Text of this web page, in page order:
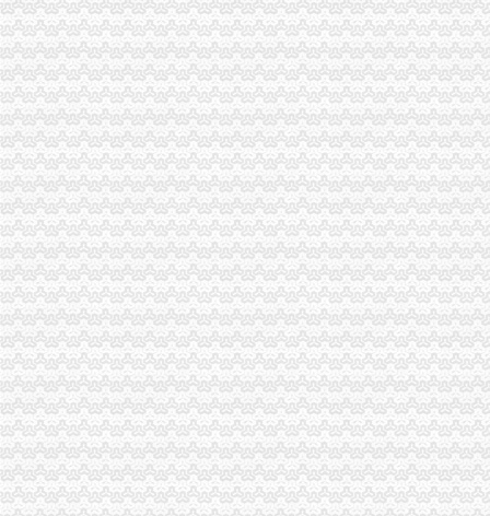
2016年长沙宁乡经开区公开招聘20人简章-湖南公考网
娄底经开区召开村级财务清理审计迎检工作会议_娄底新闻网
浏经开区携创财务咨询有限公司_【电话地址_招聘信息_注册信息_信
南昌经开区财务公司【今日推荐网-南昌工商/税务/财务】
南昌经开区财务公司工商注册-南昌酷易搜
南昌经开区财务公司—东湖区—沙井—快点8分类信息网
曲靖经开区建投集团招聘会计（成本费用控制）|财务预算和分析|行政
【经开区财务助理招聘网|经开区会计助理招聘信息】-郑州58同城
合肥经开区好的财务公司必选信者财务_信者财务_新浪博客
曲靖经开区创业投资有限公司招聘财政管理|证券管理|财务管理_云南校
【经开区财务经理招聘网|经开区财务主管招聘信息】-潍坊58同城
经开区上市公司财务管理招聘_郑州上市公司招聘财务管理信息_求职找
【锦州经开区财务/审计/税务招聘网|2018年锦州经开区财务/审计/税务
【合肥安诚财务公司_经开区注册公司、代理记账、企业变更找安诚】-
郑州经济技术开发区代理记账公司郑州经开区财务公司-郑州58同城
【郑州经开区财务招聘网_财务招聘信息】-郑州智联招聘
经开区财务助理_中亿财务招聘信息-常州58同城
【郑州经开区财务/会计助理招聘网|2018年郑州经开区财务/会计助理招
经开区代理注册公司_华正财务
【合肥-经开区财务经理_财务经理招聘_安徽文峰投资集团有限公司】-
浏经开区携创财务咨询有限公司
经开区财务管理制度